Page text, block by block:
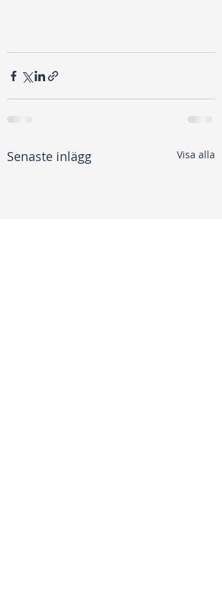
Senaste inlägg Visa alla